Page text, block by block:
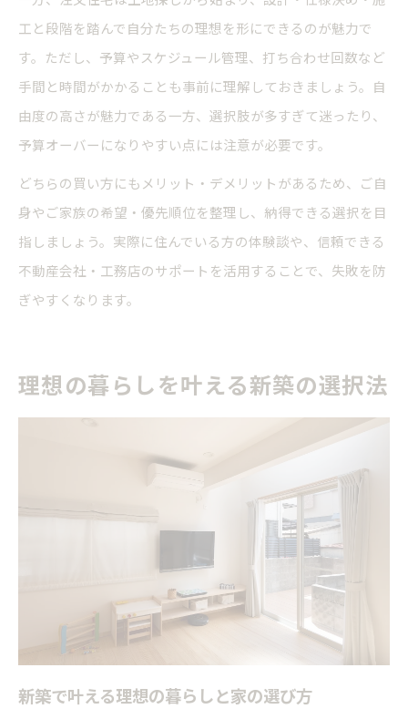
工と段階を踏んで自分たちの理想を形にできるのが魅力で
す。ただし、予算やスケジュール管理、打ち合わせ回数など
手間と時間がかかることも事前に理解しておきましょう。自
由度の高さが魅力である一方、選択肢が多すぎて迷ったり、
予算オーバーになりやすい点には注意が必要です。
どちらの買い方にもメリット・デメリットがあるため、ご自
身やご家族の希望・優先順位を整理し、納得できる選択を目
指しましょう。実際に住んでいる方の体験談や、信頼できる
不動産会社・工務店のサポートを活用することで、失敗を防
ぎやすくなります。
理想の暮らしを叶える新築の選択法
新築で叶える理想の暮らしと家の選び方